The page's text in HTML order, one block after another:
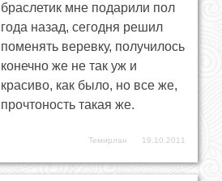
браслетик мне подарили пол
года назад, сегодня решил
поменять веревку, получилось
конечно же не так уж и
красиво, как было, но все же,
прочтоность такая же.
Темирлан 19.10.2011